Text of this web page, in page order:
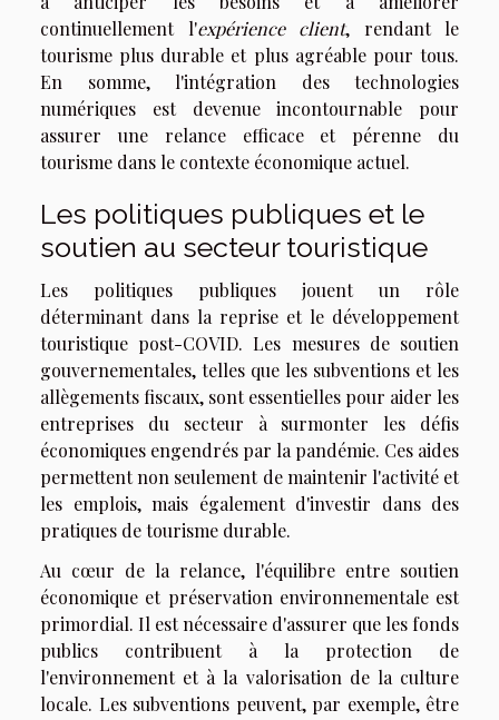
continuellement l'expérience client, rendant le
tourisme plus durable et plus agréable pour tous.
En somme, l'intégration des technologies
numériques est devenue incontournable pour
assurer une relance efficace et pérenne du
tourisme dans le contexte économique actuel.
Les politiques publiques et le
soutien au secteur touristique
Les politiques publiques jouent un rôle
déterminant dans la reprise et le développement
touristique post-COVID. Les mesures de soutien
gouvernementales, telles que les subventions et les
allègements fiscaux, sont essentielles pour aider les
entreprises du secteur à surmonter les défis
économiques engendrés par la pandémie. Ces aides
permettent non seulement de maintenir l'activité et
les emplois, mais également d'investir dans des
pratiques de tourisme durable.
Au cœur de la relance, l'équilibre entre soutien
économique et préservation environnementale est
primordial. Il est nécessaire d'assurer que les fonds
publics contribuent à la protection de
l'environnement et à la valorisation de la culture
locale. Les subventions peuvent, par exemple, être